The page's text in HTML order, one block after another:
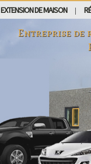
EXTENSION DE MAISON
Entreprise de